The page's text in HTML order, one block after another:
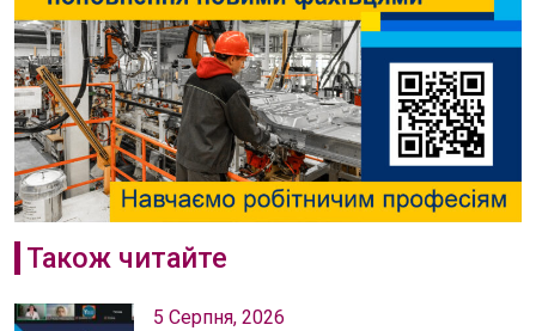
Також читайте
5 Серпня, 2026